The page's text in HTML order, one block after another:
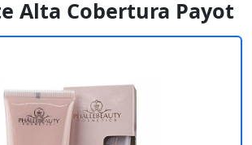
Alta Cobertura Payot